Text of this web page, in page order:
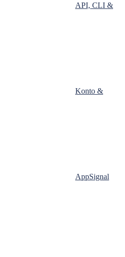
API, CLI &
Konto &
AppSignal